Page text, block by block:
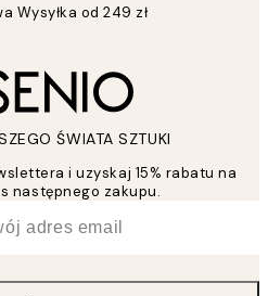
Wysyłka od 249 zł
ŚWIATA SZTUKI
i uzyskaj 15% rabatu na
następnego zakupu.